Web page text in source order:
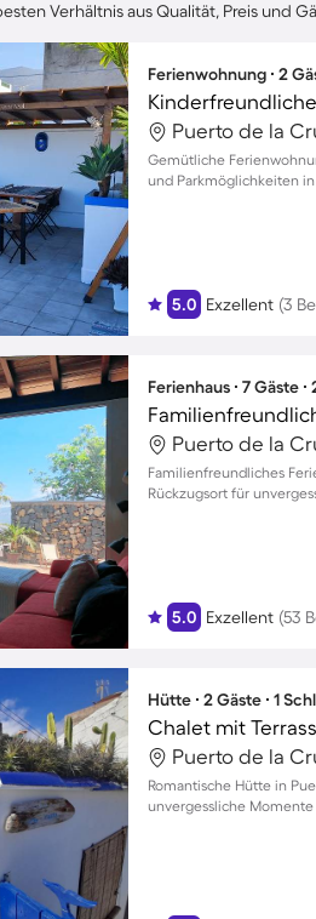
Verhältnis aus Qualität, Preis und
Ferienwohnung ∙ 2
Puerto de la
Gemütliche
und Parkmöglichkeiten
5.0 Exzellent (3
Ferienhaus ∙ 7 Gäste
Puerto de la
Familienfreundliches
Rückzugsort für
5.0 Exzellent (53
Hütte ∙ 2 Gäste ∙ 1
Puerto de la
Romantische Hütte in
unvergessliche